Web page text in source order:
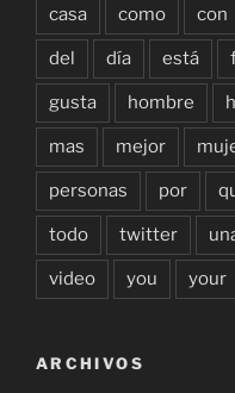
casa como con
del día está
gusta hombre
mas mejor
personas por
todo twitter
video you your
ARCHIVOS